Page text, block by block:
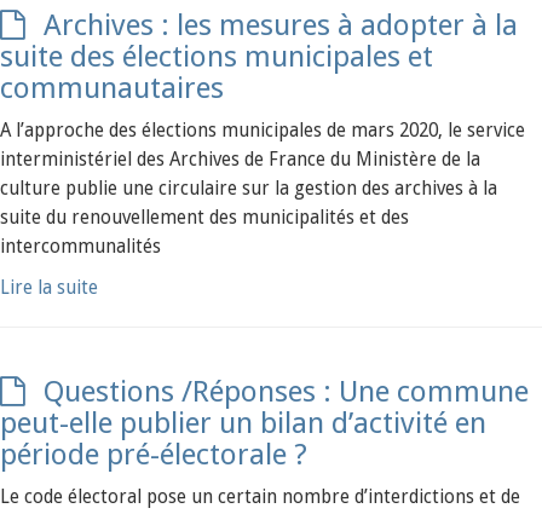
Archives : les mesures à adopter à la
suite des élections municipales et
communautaires
A l’approche des élections municipales de mars 2020, le service
interministériel des Archives de France du Ministère de la
culture publie une circulaire sur la gestion des archives à la
suite du renouvellement des municipalités et des
intercommunalités
Lire la suite
Questions /Réponses : Une commune
peut-elle publier un bilan d’activité en
période pré-électorale ?
Le code électoral pose un certain nombre d’interdictions et de